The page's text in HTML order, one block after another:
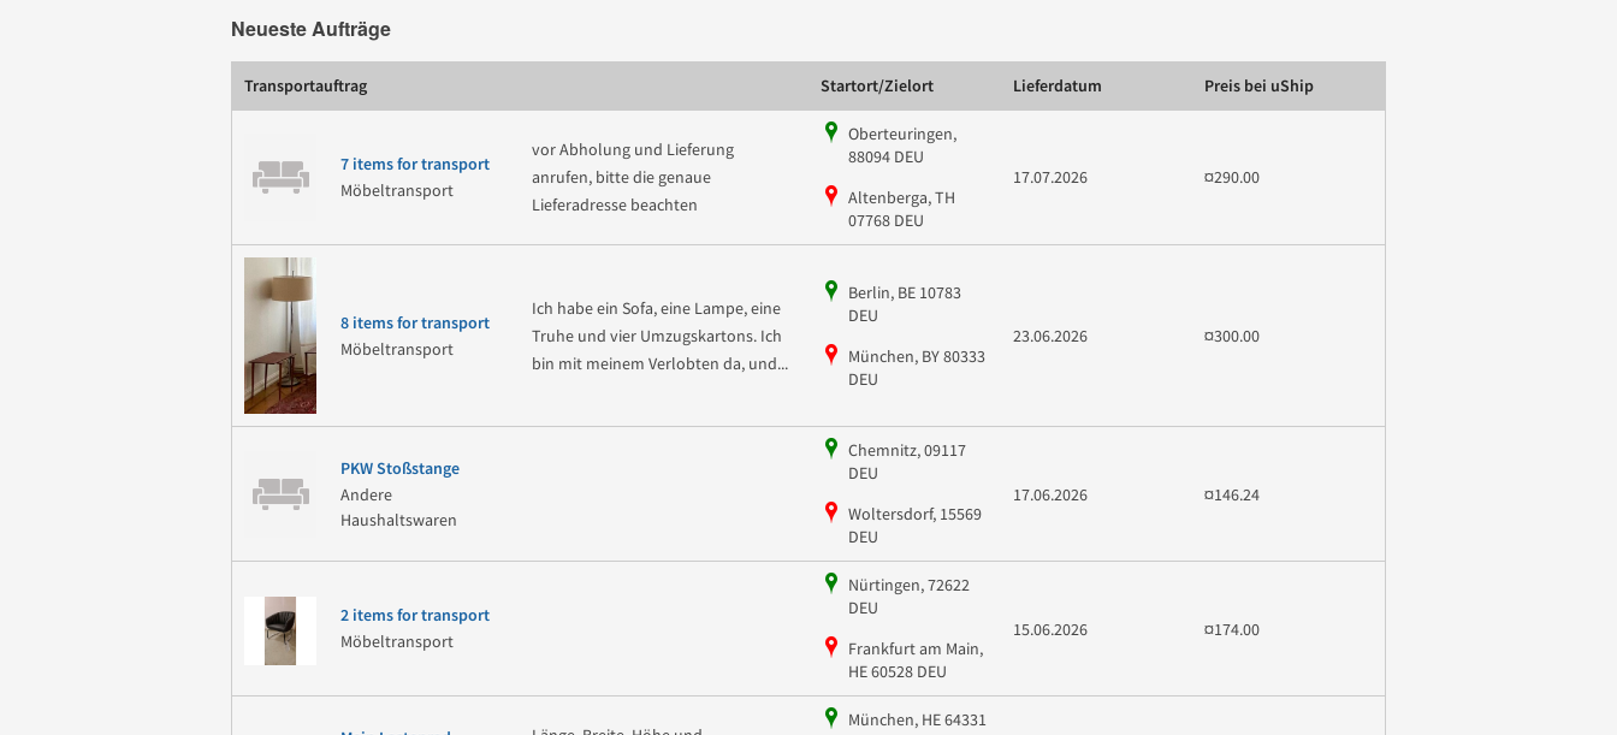
Neueste Aufträge
Transportauftrag Startort/Zielort Lieferdatum Preis bei uShip
7 items for transport
Möbeltransport
vor Abholung und Lieferung
anrufen, bitte die genaue
Lieferadresse beachten
Oberteuringen,
88094 DEU
Altenberga, TH
07768 DEU
17.07.2026 ¤290.00
8 items for transport
Möbeltransport
Ich habe ein Sofa, eine Lampe, eine
Truhe und vier Umzugskartons. Ich
bin mit meinem Verlobten da, und...
Berlin, BE 10783
DEU
München, BY 80333
DEU
23.06.2026 ¤300.00
PKW Stoßstange
Andere
Haushaltswaren
Chemnitz, 09117
DEU
Woltersdorf, 15569
DEU
17.06.2026 ¤146.24
2 items for transport
Möbeltransport
Nürtingen, 72622
DEU
Frankfurt am Main,
HE 60528 DEU
15.06.2026 ¤174.00
München, HE 64331